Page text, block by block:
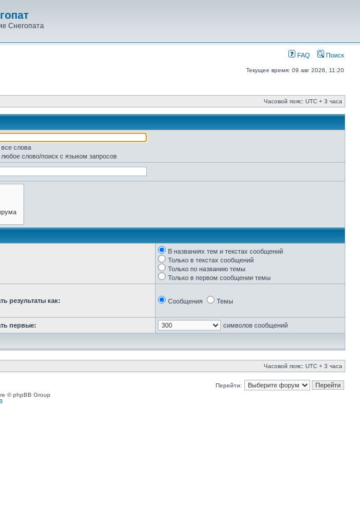
Снегопата
FAQ Поиск
Текущее время: 09 авг 2026, 11:20
Часовой пояс: UTC + 3 часа
все слова
любое слово/поиск с языком запросов
В названиях тем и текстах сообщений
Только в текстах сообщений
Только по названию темы
Только в первом сообщении темы
результаты как: Сообщения Темы
первые: символов сообщений
Часовой пояс: UTC + 3 часа
Перейти:
© phpBB Group